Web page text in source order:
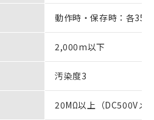
動作時・保存時：各35
2,000m以下
汚染度3
20MΩ以上（DC500Vメ